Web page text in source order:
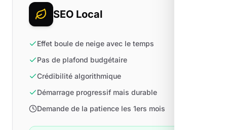
SEO Local
Effet boule de neige avec le temps
Pas de plafond budgétaire
Crédibilité algorithmique
Démarrage progressif mais durable
Demande de la patience les 1ers mois